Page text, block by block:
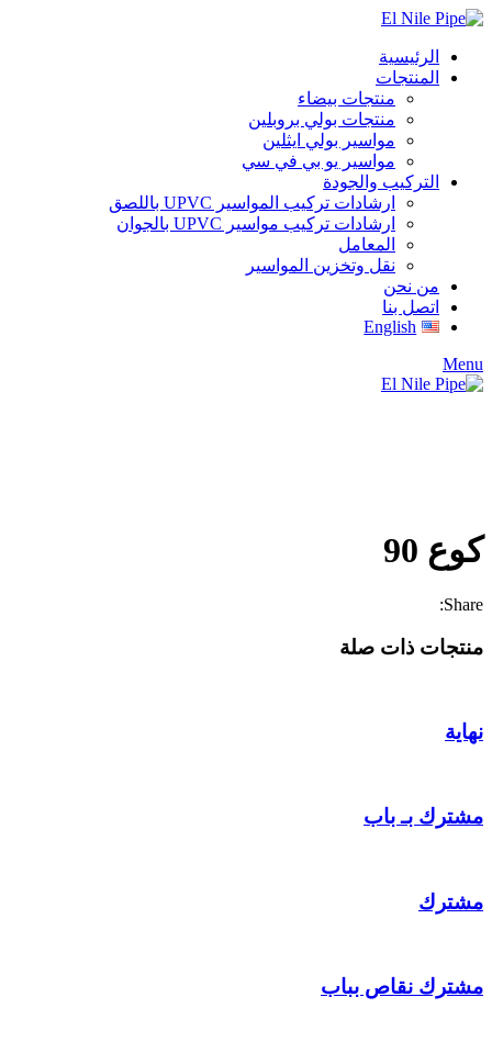
الرئيسية
المنتجات
منتجات بيضاء
منتجات بولي بروبلين
مواسير بولي ايثلين
مواسير يو بي في سي
التركيب والجودة
ارشادات تركيب المواسير UPVC باللصق
ارشادات تركيب مواسير UPVC بالجوان
المعامل
نقل وتخزين المواسير
من نحن
اتصل بنا
English
Menu
كوع 90
Share:
منتجات ذات صلة
نهاية
مشترك بـ باب
مشترك
مشترك نقاص بباب